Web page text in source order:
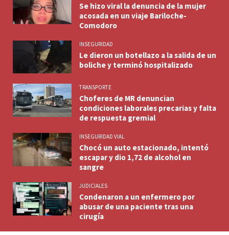
Se hizo viral la denuncia de la mujer
acosada en un viaje Bariloche-
Comodoro
INSEGURIDAD
Le dieron un botellazo a la salida de un
boliche y terminó hospitalizado
TRANSPORTE
Choferes de MR denuncian
condiciones laborales precarias y falta
de respuesta gremial
INSEGURIDAD VIAL
Chocó un auto estacionado, intentó
escapar y dio 1,72 de alcohol en
sangre
JUDICIALES
Condenaron a un enfermero por
abusar de una paciente tras una
cirugía